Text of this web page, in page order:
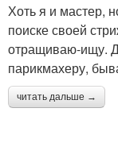
Хоть я и мастер,
поиске своей
отращиваю-ищу.
парикмахеру,
читать дальше →